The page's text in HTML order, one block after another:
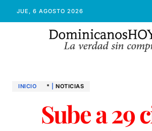
JUE, 6 AGOSTO 2026
INICIO * NOTICIAS
Sube a 29